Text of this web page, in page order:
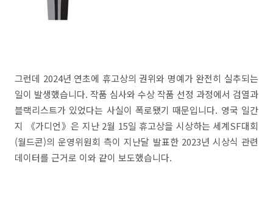
그런데 2024년 연초에 휴고상의 권위와 명예가 완전히 실추되는
일이 발생했습니다. 작품 심사와 수상 작품 선정 과정에서 검열과
블랙리스트가 있었다는 사실이 폭로됐기 때문입니다. 영국 일간
지 《가디언》은 지난 2월 15일 휴고상을 시상하는 세계SF대회
(월드콘)의 운영위원회 측이 지난달 발표한 2023년 시상식 관련
데이터를 근거로 이와 같이 보도했습니다.